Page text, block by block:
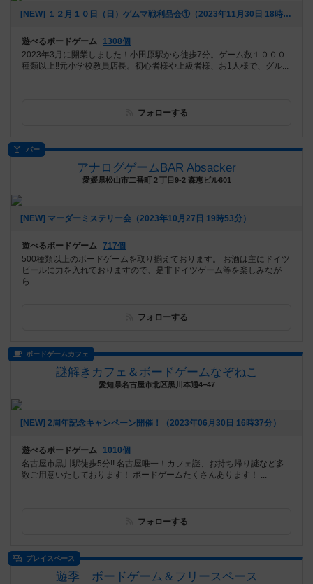
[NEW] １２月１０日（日）ゲムマ戦利品会①（2023年11月30日 18時05分）
遊べるボードゲーム
1308個
2023年3月に開業しました！小田原駅から徒歩7分。ゲーム数１０００
種類以上‼️元小学校教員店長。初心者様や上級者様、お1人様で、グル...
フォローする
バー
アナログゲームBAR Absacker
愛媛県松山市二番町２丁目9-2 森恵ビル601
[NEW] マーダーミステリー会（2023年10月27日 19時53分）
遊べるボードゲーム 717個
500種類以上のボードゲームを取り揃えております。 お酒は主にドイツ
ビールに力を入れておりますので、是非ドイツゲーム等を楽しみなが
ら...
フォローする
ボードゲームカフェ
謎解きカフェ＆ボードゲームなぞねこ
愛知県名古屋市北区黒川本通4−47
[NEW] 2周年記念キャンペーン開催！（2023年06月30日 16時37分）
遊べるボードゲーム
1010個
名古屋市黒川駅徒歩5分!! 名古屋唯一！カフェ謎、お持ち帰り謎など多
数ご用意いたしております！ ボードゲームたくさんあります！ ...
フォローする
プレイスペース
遊季 ボードゲーム＆フリースペース